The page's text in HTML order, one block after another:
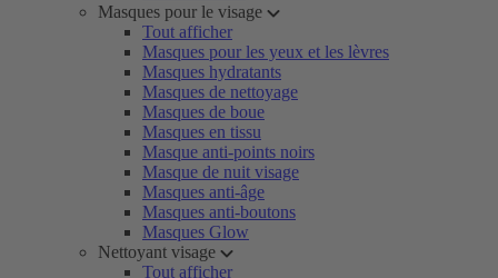
Masques pour le visage
Tout afficher
Masques pour les yeux et les lèvres
Masques hydratants
Masques de nettoyage
Masques de boue
Masques en tissu
Masque anti-points noirs
Masque de nuit visage
Masques anti-âge
Masques anti-boutons
Masques Glow
Nettoyant visage
Tout afficher